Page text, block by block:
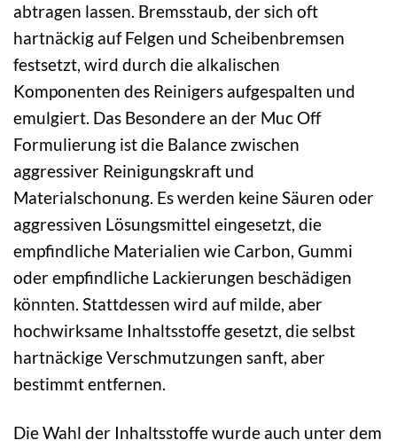
abtragen lassen. Bremsstaub, der sich oft
hartnäckig auf Felgen und Scheibenbremsen
festsetzt, wird durch die alkalischen
Komponenten des Reinigers aufgespalten und
emulgiert. Das Besondere an der Muc Off
Formulierung ist die Balance zwischen
aggressiver Reinigungskraft und
Materialschonung. Es werden keine Säuren oder
aggressiven Lösungsmittel eingesetzt, die
empfindliche Materialien wie Carbon, Gummi
oder empfindliche Lackierungen beschädigen
könnten. Stattdessen wird auf milde, aber
hochwirksame Inhaltsstoffe gesetzt, die selbst
hartnäckige Verschmutzungen sanft, aber
bestimmt entfernen.
Die Wahl der Inhaltsstoffe wurde auch unter dem